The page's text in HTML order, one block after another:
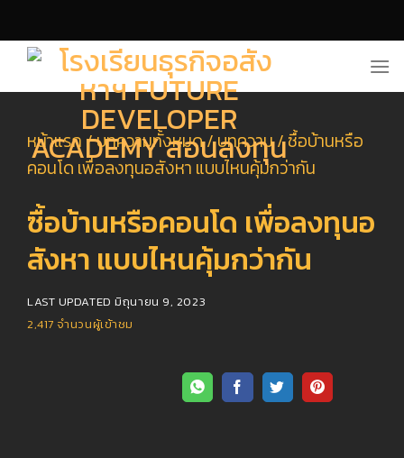
content
หน้าแรก /บทความทั้งหมด/บทความ/ซื้อบ้านหรือ
คอนโด เพื่อลงทุนอสังหา แบบไหนคุ้มกว่ากัน
ซื้อบ้านหรือคอนโด เพื่อลงทุนอ
สังหา แบบไหนคุ้มกว่ากัน
LAST UPDATEDมิถุนายน 9, 2023
2,417 จำนวนผู้เข้าชม